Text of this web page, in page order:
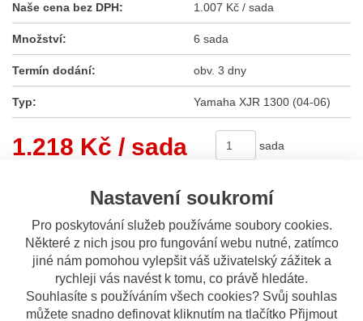
Nastavení soukromí
Pro poskytování služeb používáme soubory cookies.
Některé z nich jsou pro fungování webu nutné, zatímco
jiné nám pomohou vylepšit váš uživatelský zážitek a
rychleji vás navést k tomu, co právě hledáte.
Souhlasíte s používáním všech cookies? Svůj souhlas
můžete snadno definovat kliknutím na tlačítko Přijmout
Naše cena bez DPH: 1.007 Kč / sada
Množství: 6 sada
Termín dodání: obv. 3 dny
Typ: Yamaha XJR 1300 (04-06)
1.218 Kč / sada sada
Koupit
Sdílet
Popis Odeslat dotaz